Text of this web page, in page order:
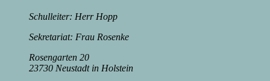
Schulleiter: Herr Hopp
Sekretariat: Frau Rosenke
Rosengarten 20
23730 Neustadt in Holstein